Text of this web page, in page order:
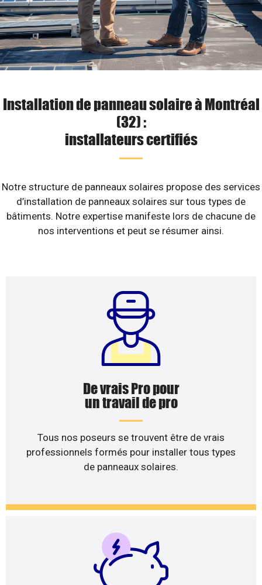
Installation de panneau solaire à Montréal
(32) :
installateurs certifiés
Notre structure de panneaux solaires propose des services
d’installation de panneaux solaires sur tous types de
bâtiments. Notre expertise manifeste lors de chacune de
nos interventions et peut se résumer ainsi.
De vrais Pro pour
un travail de pro
Tous nos poseurs se trouvent être de vrais
professionnels formés pour installer tous types
de panneaux solaires.